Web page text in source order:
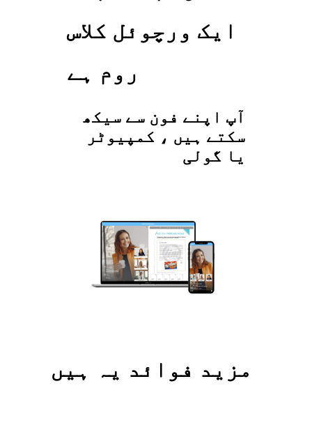
ایک ورچوئل کلاس
روم ہے
آپ اپنے فون سے سیکھ
سکتے ہیں ، کمپیوٹر
یا گولی
مزید فوائد یہ ہیں